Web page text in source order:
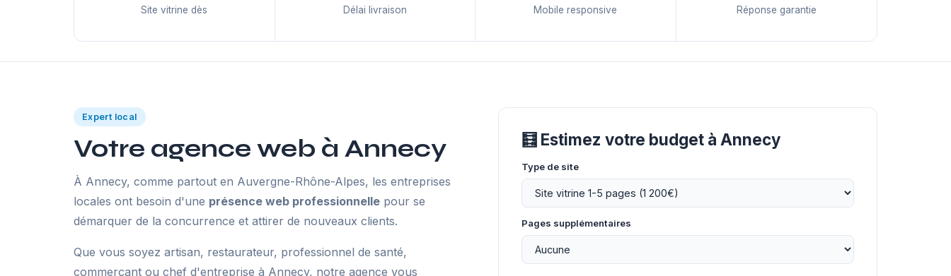
Site vitrine dès Délai livraison Mobile responsive Réponse garantie
Expert local
Votre agence web à Annecy
À Annecy, comme partout en Auvergne-Rhône-Alpes, les entreprises
locales ont besoin d'une présence web professionnelle pour se
démarquer de la concurrence et attirer de nouveaux clients.
Que vous soyez artisan, restaurateur, professionnel de santé,
commerçant ou chef d'entreprise à Annecy, notre agence vous
🧮 Estimez votre budget à Annecy
Type de site
Pages supplémentaires